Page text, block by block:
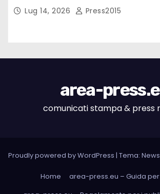
Lug 14, 2026 Press2015
area-
comunicati stampa & press
Proudly powered by WordPress | Tema:
Home
area-press.eu – Guida